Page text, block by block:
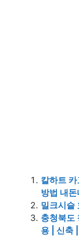
칼하트
방법 내
밀크시슬
충청북도
용 | 신축